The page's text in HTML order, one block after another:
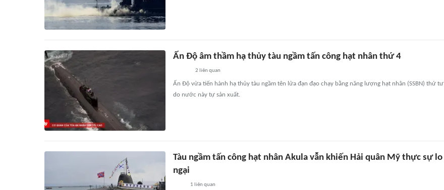
Ấn Độ âm thầm hạ thủy tàu ngầm tấn công hạt nhân thứ 4
2 liên quan
Ấn Độ vừa tiến hành hạ thủy tàu ngầm tên lửa đạn đạo chạy bằng năng lượng hạt nhân (SSBN) thứ tư
do nước này tự sản xuất.
Tàu ngầm tấn công hạt nhân Akula vẫn khiến Hải quân Mỹ thực sự lo
ngại
1 liên quan